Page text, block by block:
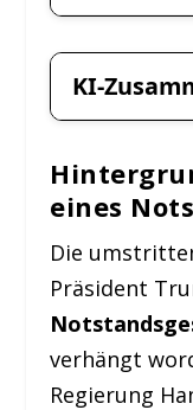
KI-
eines
Die
Präsident
verhängt
Regierung